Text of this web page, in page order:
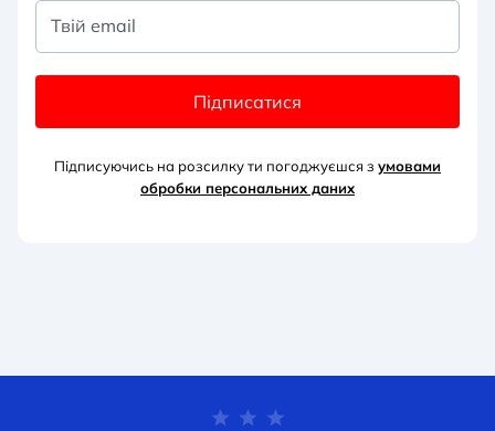
Твій email
Підписатися
Підписуючись на розсилку ти погоджуєшся з умовами
обробки персональних даних